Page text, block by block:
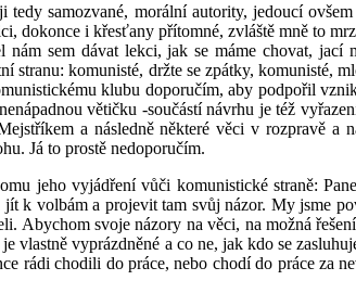
samozvané, morální autority, jedoucí
dokonce i křesťany přítomné, zvláště mně to
sem dávat lekci, jak se máme chovat,
komunisté, držte se zpátky, komunisté,
klubu doporučím, aby podpořil
větičku -součástí návrhu je též
a následně některé věci v rozpravě a
Já to prostě nedoporučím.
jeho vyjádření vůči komunistické straně:
k volbám a projevit tam svůj názor. My jsme
Abychom svoje názory na věci, na možná
vyprázdněné a co ne, jak kdo se
rádi chodili do práce, nebo chodí do práce za